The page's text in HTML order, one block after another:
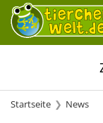
Startseite News